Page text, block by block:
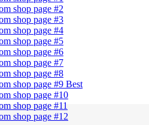
shop page #2
shop page #3
shop page #4
shop page #5
shop page #6
shop page #7
shop page #8
shop page #9 Best
shop page #10
shop page #11
shop page #12